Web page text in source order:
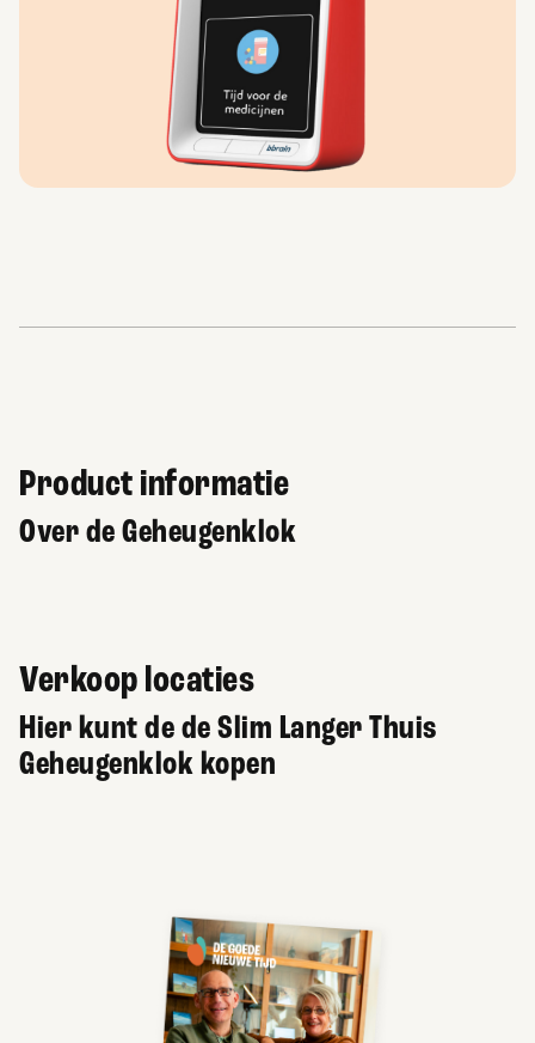
Product informatie
Over de Geheugenklok
Verkoop locaties
Hier kunt de de Slim Langer Thuis
Geheugenklok kopen